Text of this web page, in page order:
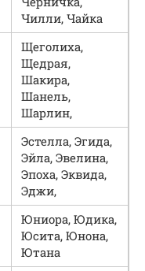
Чилли, Чайка
Щеголиха,
Щедрая,
Шакира,
Шанель,
Шарлин,
Эстелла, Эгида,
Эйла, Эвелина,
Эпоха, Эквида,
Эджи,
Юниора, Юдика,
Юсита, Юнона,
Ютана